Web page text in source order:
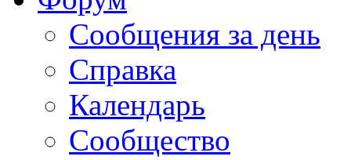
Сообщения за день
Справка
Календарь
Сообщество